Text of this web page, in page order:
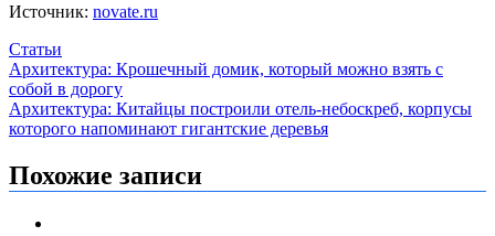
Источник: novate.ru
Статьи
Навигация
по
записям
Архитектура: Крошечный домик, который можно взять с
собой в дорогу
Архитектура: Китайцы построили отель-небоскреб, корпусы
которого напоминают гигантские деревья
Похожие записи